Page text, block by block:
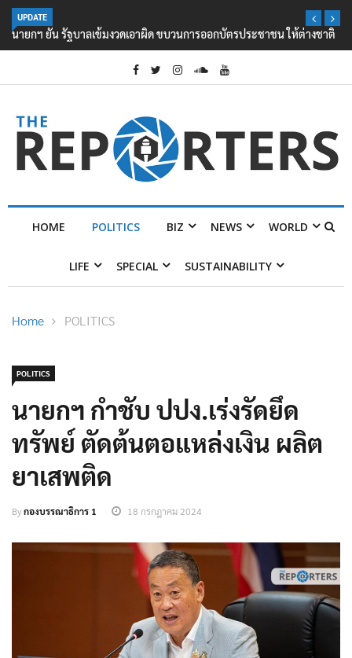
UPDATE
นายกฯ ยัน รัฐบาลเข้มงวดเอาผิด ขบวนการออกบัตรประชาชน ให้ต่างชาติ
HOME POLITICS BIZ NEWS WORLD
LIFE SPECIAL SUSTAINABILITY
Home POLITICS
POLITICS
นายกฯ กำชับ ปปง.เร่งรัดยึด
ทรัพย์ ตัดต้นตอแหล่งเงิน ผลิต
ยาเสพติด
Byกองบรรณาธิการ 1 18 กรกฎาคม 2024